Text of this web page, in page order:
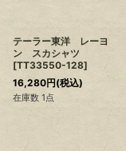
テーラー東洋 レーヨ
ン スカシャツ
[TT33550-128]
16,280円(税込)
在庫数 1点